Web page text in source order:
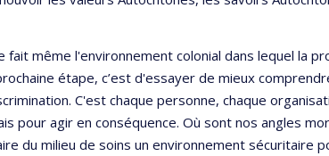
même l'environnement colonial dans lequel la
étape, c’est d'essayer de mieux
C'est chaque personne, chaque
agir en conséquence. Où sont nos angles
du milieu de soins un environnement sécuritaire